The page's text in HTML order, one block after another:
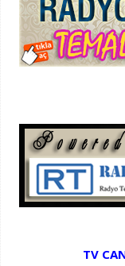
TV